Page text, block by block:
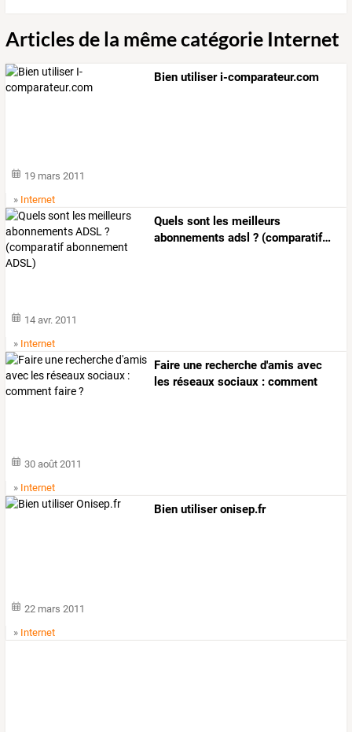
Articles de la même catégorie Internet
Bien utiliser i-comparateur.com
19 mars 2011
» Internet
Quels sont les meilleurs
abonnements adsl ? (comparatif…
14 avr. 2011
» Internet
Faire une recherche d'amis avec
les réseaux sociaux : comment
30 août 2011
» Internet
Bien utiliser onisep.fr
22 mars 2011
» Internet